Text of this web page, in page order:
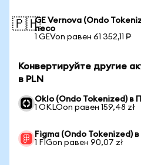
🇵🇭GE Vernova (Ondo
песо
1 GEVon равен 61 352,11 ₱
Конвертируйте другие
в PLN
Oklo (Ondo Tokenized) в
1 OKLOon равен 159,48 zł
Figma (Ondo Tokenized)
1 FIGon равен 90,07 zł